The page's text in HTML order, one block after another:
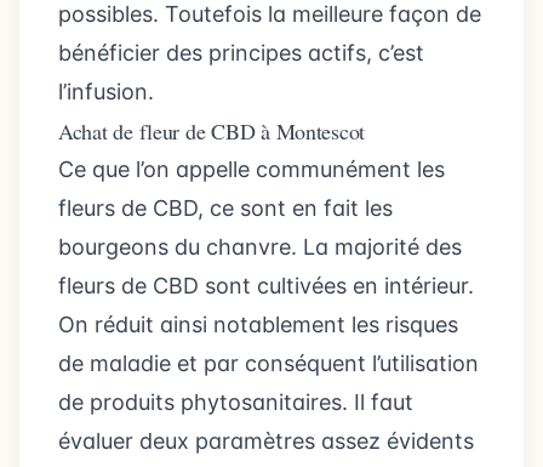
possibles. Toutefois la meilleure façon de
bénéficier des principes actifs, c’est
l’infusion.
Achat de fleur de CBD à Montescot
Ce que l’on appelle communément les
fleurs de CBD, ce sont en fait les
bourgeons du chanvre. La majorité des
fleurs de CBD sont cultivées en intérieur.
On réduit ainsi notablement les risques
de maladie et par conséquent l’utilisation
de produits phytosanitaires. Il faut
évaluer deux paramètres assez évidents